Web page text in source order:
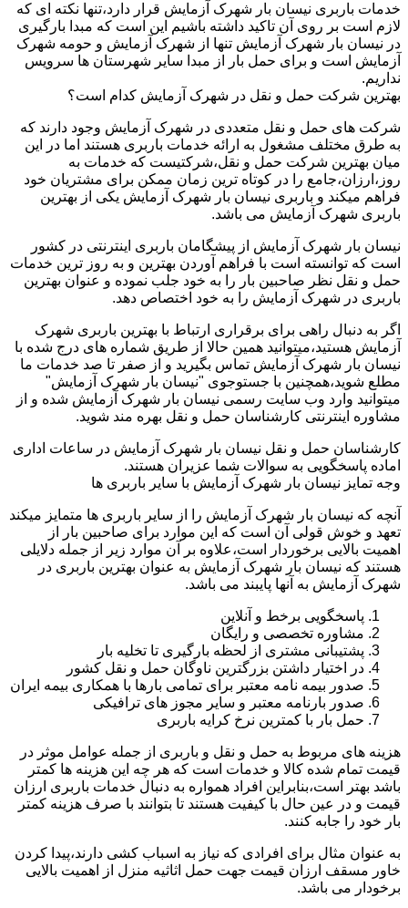
خدمات باربری نیسان بار شهرک آزمایش قرار دارد،تنها نکته ای که
لازم است بر روی آن تاکید داشته باشیم این است که مبدا بارگیری
در نیسان بار شهرک آزمایش تنها از شهرک آزمایش و حومه شهرک
آزمایش است و برای حمل بار از مبدا سایر شهرستان ها سرویس
نداریم.
بهترین شرکت حمل و نقل در شهرک آزمایش کدام است؟
شرکت های حمل و نقل متعددی در شهرک آزمایش وجود دارند که
به طرق مختلف مشغول به ارائه خدمات باربری هستند اما در این
میان بهترین شرکت حمل و نقل،شرکتیست که خدمات به
روز،ارزان،جامع را در کوتاه ترین زمان ممکن برای مشتریان خود
فراهم میکند و باربری نیسان بار شهرک آزمایش یکی از بهترین
باربری شهرک آزمایش می باشد.
نیسان بار شهرک آزمایش از پیشگامان باربری اینترنتی در کشور
است که توانسته است با فراهم آوردن بهترین و به روز ترین خدمات
حمل و نقل نظر صاحبین بار را به خود جلب نموده و عنوان بهترین
باربری در شهرک آزمایش را به خود اختصاص دهد.
اگر به دنبال راهی برای برقراری ارتباط با بهترین باربری شهرک
آزمایش هستید،میتوانید همین حالا از طریق شماره های درج شده با
نیسان بار شهرک آزمایش تماس بگیرید و از صفر تا صد خدمات ما
مطلع شوید،همچنین با جستوجوی "نیسان بار شهرک آزمایش"
میتوانید وارد وب سایت رسمی نیسان بار شهرک آزمایش شده و از
مشاوره اینترنتی کارشناسان حمل و نقل بهره مند شوید.
کارشناسان حمل و نقل نیسان بار شهرک آزمایش در ساعات اداری
اماده پاسخگویی به سوالات شما عزیران هستند.
وجه تمایز نیسان بار شهرک آزمایش با سایر باربری ها
آنچه که نیسان بار شهرک آزمایش را از سایر باربری ها متمایز میکند
تعهد و خوش قولی آن است که این موارد برای صاحبین بار از
اهمیت بالایی برخوردار است،علاوه بر آن موارد زیر از جمله دلایلی
هستند که نیسان بار شهرک آزمایش به عنوان بهترین باربری در
شهرک آزمایش به آنها پایبند می باشد.
پاسخگویی برخط و آنلاین
مشاوره تخصصی و رایگان
پشتیبانی مشتری از لحظه بارگیری تا تخلیه بار
در اختیار داشتن بزرگترین ناوگان حمل و نقل کشور
صدور بیمه نامه معتبر برای تمامی بارها با همکاری بیمه ایران
صدور بارنامه معتبر و سایر مجوز های ترافیکی
حمل بار با کمترین نرخ کرایه باربری
هزینه های مربوط به حمل و نقل و باربری از جمله عوامل موثر در
قیمت تمام شده کالا و خدمات است که هر چه این هزینه ها کمتر
باشد بهتر است،بنابراین افراد همواره به دنبال خدمات باربری ارزان
قیمت و در عین حال با کیفیت هستند تا بتوانند با صرف هزینه کمتر
بار خود را جابه کنند.
به عنوان مثال برای افرادی که نیاز به اسباب کشی دارند،پیدا کردن
خاور مسقف ارزان قیمت جهت حمل اثاثیه منزل از اهمیت بالایی
برخودار می باشد.